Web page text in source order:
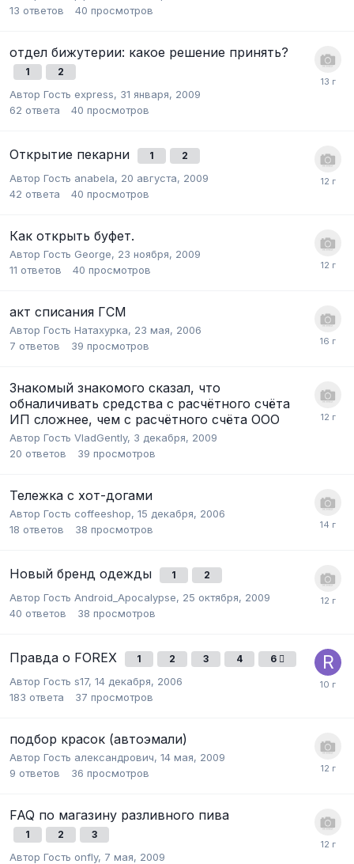
13 ответов 40 просмотров
отдел бижутерии: какое решение принять?
1 2
Автор Гость express, 31 января, 2009
62 ответа 40 просмотров
Открытие пекарни 1 2
Автор Гость anabela, 20 августа, 2009
42 ответа 40 просмотров
Как открыть буфет.
Автор Гость George, 23 ноября, 2009
11 ответов 40 просмотров
акт списания ГСМ
Автор Гость Натахурка, 23 мая, 2006
7 ответов 39 просмотров
Знакомый знакомого сказал, что
обналичивать средства с расчётного счёта
ИП сложнее, чем с расчётного счёта ООО
Автор Гость VladGently, 3 декабря, 2009
20 ответов 39 просмотров
Тележка с хот-догами
Автор Гость coffeeshop, 15 декабря, 2006
18 ответов 38 просмотров
Новый бренд одежды 1 2
Автор Гость Android_Apocalypse, 25 октября, 2009
40 ответов 38 просмотров
Правда о FOREX 1 2 3 4 6
Автор Гость s17, 14 декабря, 2006
183 ответа 37 просмотров
подбор красок (автоэмали)
Автор Гость александрович, 14 мая, 2009
9 ответов 36 просмотров
FAQ по магазину разливного пива
1 2 3
Автор Гость onfly, 7 мая, 2009